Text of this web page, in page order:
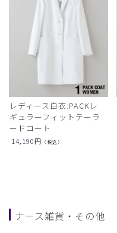
レディース白衣:PACKレ
ギュラーフィットテーラ
ードコート
14,190円 （税込）
ナース雑貨・その他